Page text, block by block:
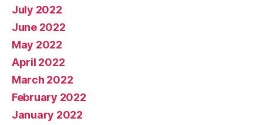
July 2022
June 2022
May 2022
April 2022
March 2022
February 2022
January 2022